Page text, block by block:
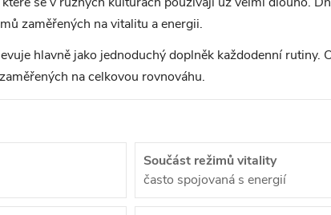
zaměřených na vitalitu a energii.
hlavně jako jednoduchý doplněk každodenní rutiny.
na celkovou rovnováhu.
Součást režimů vitality
často spojovaná s energií